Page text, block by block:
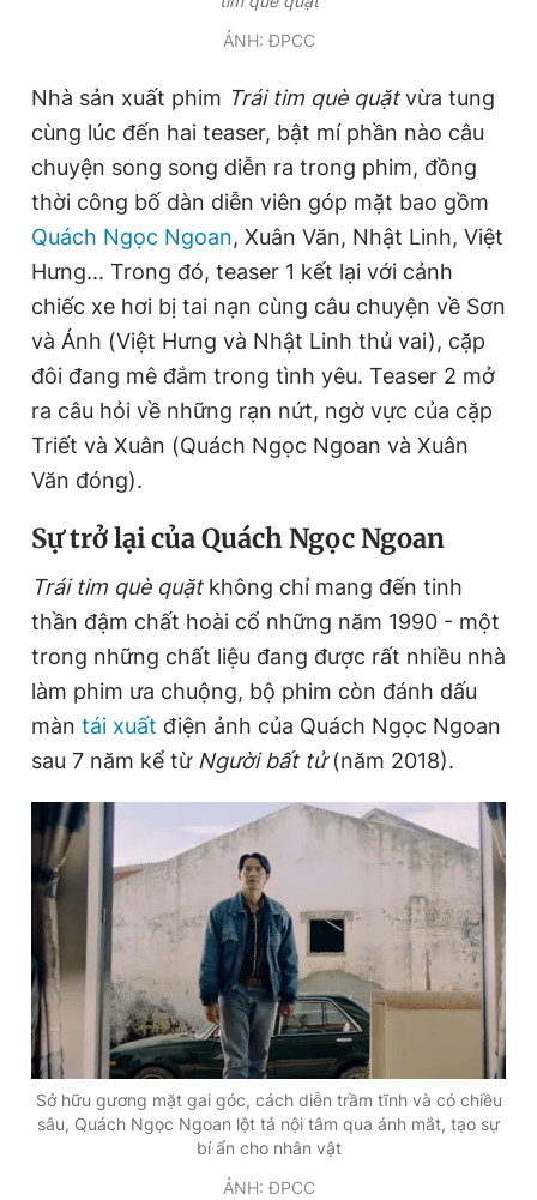
0906 645 777 0908 780 404
Đặt báo Quảng cáo RSS Tòa soạn Chính sách bảo
Tổng biên tập: Nguyễn Ngọc Toàn
Phó tổng biên tập thường trực: Hải Thành
Phó tổng biên tập: Lâm Hiếu Dũng
Phó tổng biên tập: Trần Việt Hưng
Tổng thư ký tòa soạn: Đức Trung
Giấy phép xuất bản số 110/GP - BTTTT cấp ngày 24.3.2020
© 2003-2026 Bản quyền thuộc về Báo Thanh Niên. Cấm sao
chép dưới mọi hình thức nếu không có sự chấp thuận bằng văn
ẢNH: ĐPCC
Nhà sản xuất phim Trái tim què quặtvừa tung
cùng lúc đến hai teaser, bật mí phần nào câu
chuyện song song diễn ra trong phim, đồng
thời công bố dàn diễn viên góp mặt bao gồm
Quách Ngọc Ngoan, Xuân Văn, Nhật Linh, Việt
Hưng... Trong đó, teaser 1 kết lại với cảnh
chiếc xe hơi bị tai nạn cùng câu chuyện về Sơn
và Ánh (Việt Hưng và Nhật Linh thủ vai), cặp
đôi đang mê đắm trong tình yêu. Teaser 2 mở
ra câu hỏi về những rạn nứt, ngờ vực của cặp
Triết và Xuân (Quách Ngọc Ngoan và Xuân
Văn đóng).
Sự trở lại của Quách Ngọc Ngoan
Trái tim què quặt không chỉ mang đến tinh
thần đậm chất hoài cổ những năm 1990 - một
trong những chất liệu đang được rất nhiều nhà
làm phim ưa chuộng, bộ phim còn đánh dấu
màn tái xuất điện ảnh của Quách Ngọc Ngoan
sau 7 năm kể từ Người bất tử(năm 2018).
Sở hữu gương mặt gai góc, cách diễn trầm tĩnh và có chiều
sâu, Quách Ngọc Ngoan lột tả nội tâm qua ánh mắt, tạo sự
bí ẩn cho nhân vật
ẢNH: ĐPCC